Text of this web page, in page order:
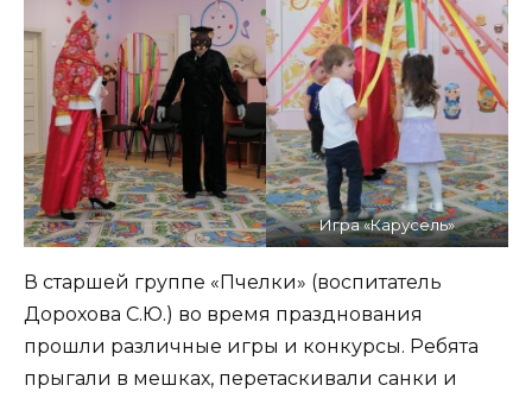
Игра «Карусель»
В старшей группе «Пчелки» (воспитатель
Дорохова С.Ю.) во время празднования
прошли различные игры и конкурсы. Ребята
прыгали в мешках, перетаскивали санки и